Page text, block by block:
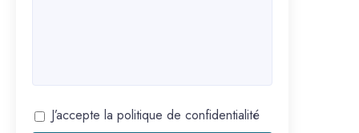
J’accepte la politique de confidentialité